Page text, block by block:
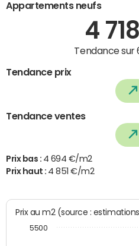
Appartements neufs
4 718
Tendance sur
Tendance prix
Tendance ventes
Prix bas : 4 694 €/m2
Prix haut : 4 851 €/m2
Prix au m2 (source :
5500